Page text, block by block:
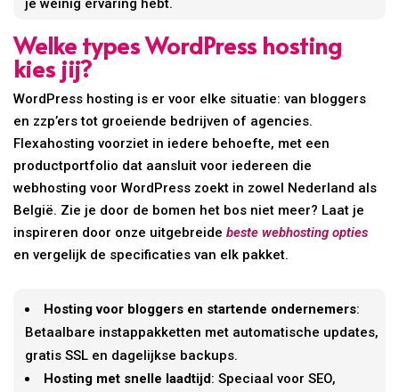
je weinig ervaring hebt.
Welke types WordPress hosting
kies jij?
WordPress hosting is er voor elke situatie: van bloggers
en zzp’ers tot groeiende bedrijven of agencies.
Flexahosting voorziet in iedere behoefte, met een
productportfolio dat aansluit voor iedereen die
webhosting voor WordPress zoekt in zowel Nederland als
België. Zie je door de bomen het bos niet meer? Laat je
inspireren door onze uitgebreidebeste webhosting opties
en vergelijk de specificaties van elk pakket.
Hosting voor bloggers en startende ondernemers:
Betaalbare instappakketten met automatische updates,
gratis SSL en dagelijkse backups.
Hosting met snelle laadtijd: Speciaal voor SEO,